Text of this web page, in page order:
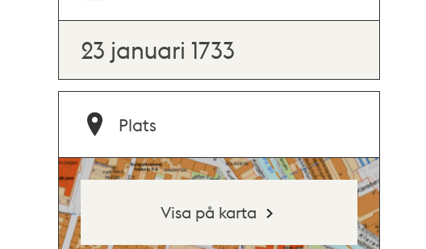
23 januari 1733
Plats
Visa på karta